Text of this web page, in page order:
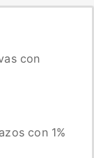
con
con 1%